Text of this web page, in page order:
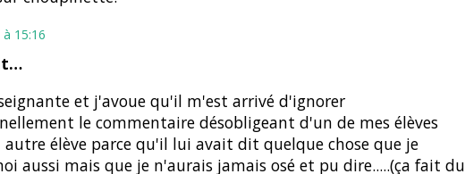
15:16
et j'avoue qu'il m'est arrivé d'ignorer
le commentaire désobligeant d'un de mes élèves
autre élève parce qu'il lui avait dit quelque chose que je
aussi mais que je n'aurais jamais osé et pu dire.....(ça fait du